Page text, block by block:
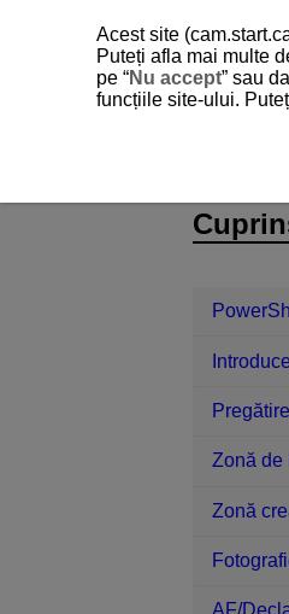
PowerShot
Zonă de
Zonă
Acest site
Puteți afla mai multe
pe “Nu accept” sau
funcțiile site-ului.